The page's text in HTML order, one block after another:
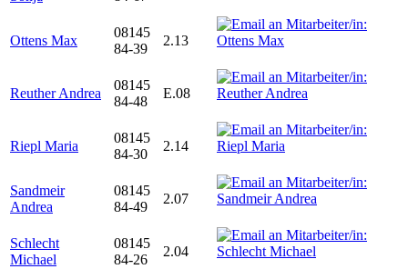
Ottens Max
08145
84-39
2.13
Reuther Andrea
08145
84-48
E.08
Riepl Maria
08145
84-30
2.14
Sandmeir
Andrea
08145
84-49
2.07
Schlecht
Michael
08145
84-26
2.04